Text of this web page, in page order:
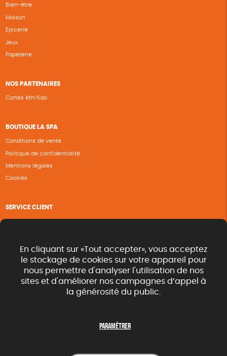
Bien-être
Maison
Epicerie
Jeux
Papeterie
NOS PARTENAIRES
Cartes éthi’Kdo
BOUTIQUE LA SPA
Conditions de vente
Politique de confidentialité
Mentions légales
Cookies
SERVICE CLIENT
Nous contacter
Renvoyer des articles
Commande rapide catalogue
En cliquant sur «Tout accepter», vous acceptez
le stockage de cookies sur votre appareil pour
nous permettre d'analyser l'utilisation de nos
sites et d'améliorer nos campagnes d’appel à
la générosité du public.
Paramétrer